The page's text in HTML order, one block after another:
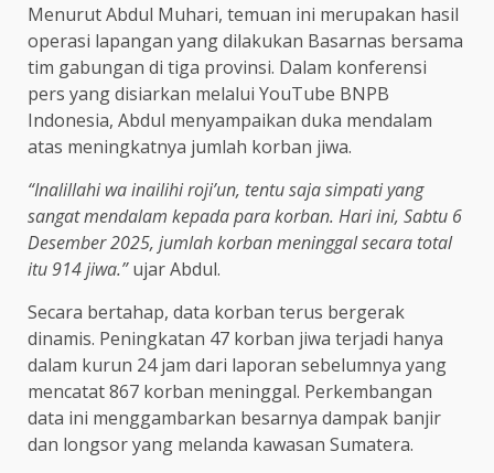
Menurut Abdul Muhari, temuan ini merupakan hasil
operasi lapangan yang dilakukan Basarnas bersama
tim gabungan di tiga provinsi. Dalam konferensi
pers yang disiarkan melalui YouTube BNPB
Indonesia, Abdul menyampaikan duka mendalam
atas meningkatnya jumlah korban jiwa.
“Inalillahi wa inailihi roji’un, tentu saja simpati yang
sangat mendalam kepada para korban. Hari ini, Sabtu 6
Desember 2025, jumlah korban meninggal secara total
itu 914 jiwa.”ujar Abdul.
Secara bertahap, data korban terus bergerak
dinamis. Peningkatan 47 korban jiwa terjadi hanya
dalam kurun 24 jam dari laporan sebelumnya yang
mencatat 867 korban meninggal. Perkembangan
data ini menggambarkan besarnya dampak banjir
dan longsor yang melanda kawasan Sumatera.